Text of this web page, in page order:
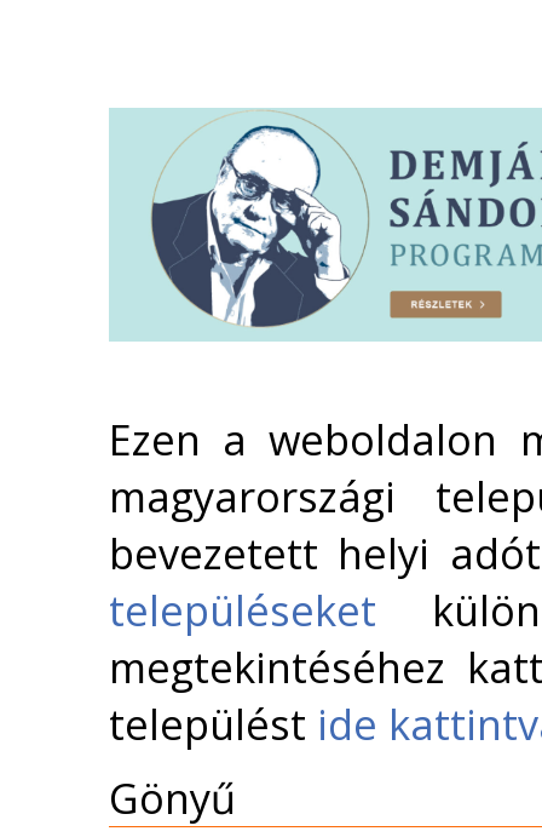
Ezen a weboldalon
magyarországi
bevezetett helyi
településeket
megtekintéséhez
települést ide
Gönyű